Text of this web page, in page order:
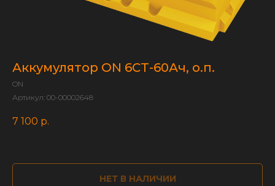
Аккумулятор ON 6СТ-60Ач, о.п.
ON
Артикул: 00-00002648
7 100 р.
НЕТ В НАЛИЧИИ